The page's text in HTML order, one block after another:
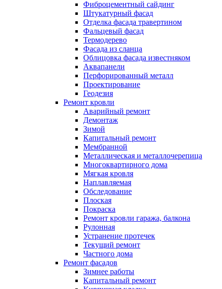
Фиброцементный сайдинг
Штукатурный фасад
Отделка фасада травертином
Фальцевый фасад
Термодерево
Фасада из сланца
Облицовка фасада известняком
Аквапанели
Перфорированный металл
Проектирование
Геодезия
Ремонт кровли
Аварийный ремонт
Демонтаж
Зимой
Капитальный ремонт
Мембранной
Металлическая и металлочерепица
Многоквартирного дома
Мягкая кровля
Наплавляемая
Обследование
Плоская
Покраска
Ремонт кровли гаража, балкона
Рулонная
Устранение протечек
Текущий ремонт
Частного дома
Ремонт фасадов
Зимнее работы
Капитальный ремонт